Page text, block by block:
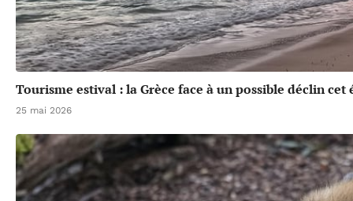
Tourisme estival : la Grèce face à un possible déclin cet
25 mai 2026